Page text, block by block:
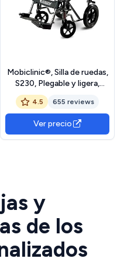
Mobiclinic®, Silla de ruedas,
S230, Plegable y ligera,
Asiento 46 cm, Reposapiés
abatibles extraíbles,
Reposabrazos acolchados,
Pequeñas, Freno
estacionamiento pie
4.5 655 reviews
Ver precio
y
de los